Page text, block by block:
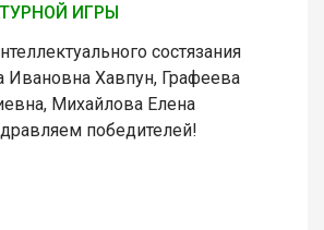
ИГРЫ
состязания
Ивановна Хавпун, Графеева
Михайлова Елена
победителей!